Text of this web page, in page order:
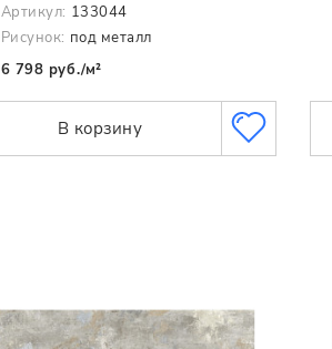
Артикул: 133044
Рисунок: под металл
6 798 руб./м²
В корзину